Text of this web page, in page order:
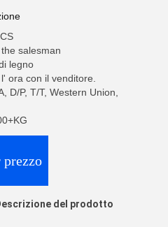
salesman
legno
ora con il venditore.
D/P, T/T, Western Union,
del prodotto